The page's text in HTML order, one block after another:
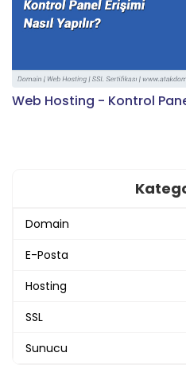
Web Hosting - Kontrol
Domain
E-Posta
Hosting
SSL
Sunucu